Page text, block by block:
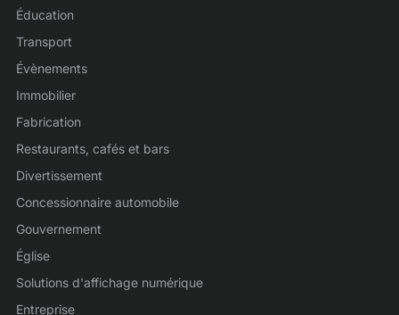
Éducation
Transport
Évènements
Immobilier
Fabrication
Restaurants, cafés et bars
Divertissement
Concessionnaire automobile
Gouvernement
Église
Solutions d'affichage numérique
Entreprise